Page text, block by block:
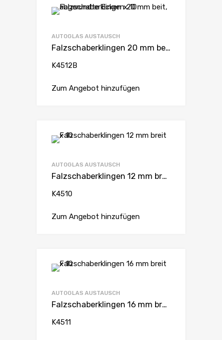
AUTOGLAS AUSTAUSCH
Falzschaberklingen 20 mm beit, abgerundte Ecken x 10
K4512B
Zum Angebot hinzufügen
AUTOGLAS AUSTAUSCH
Falzschaberklingen 12 mm breit x 10
K4510
Zum Angebot hinzufügen
AUTOGLAS AUSTAUSCH
Falzschaberklingen 16 mm breit x 10
K4511